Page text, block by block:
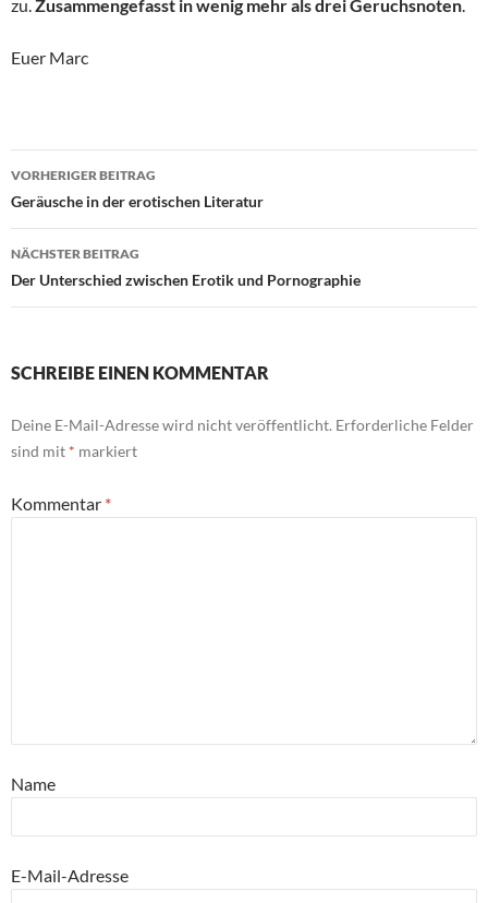
zu.Zusammengefasst in wenig mehr als drei Geruchsnoten.
Euer Marc
Beitragsnavigation
VORHERIGER BEITRAG
Geräusche in der erotischen Literatur
NÄCHSTER BEITRAG
Der Unterschied zwischen Erotik und Pornographie
SCHREIBE EINEN KOMMENTAR
Deine E-Mail-Adresse wird nicht veröffentlicht. Erforderliche Felder
sind mit * markiert
Kommentar *
Name
E-Mail-Adresse